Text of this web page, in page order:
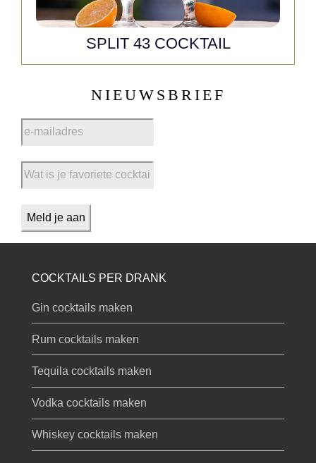
SPLIT 43 COCKTAIL
NIEUWSBRIEF
COCKTAILS PER DRANK
Gin cocktails maken
Rum cocktails maken
Tequila cocktails maken
Vodka cocktails maken
Whiskey cocktails maken